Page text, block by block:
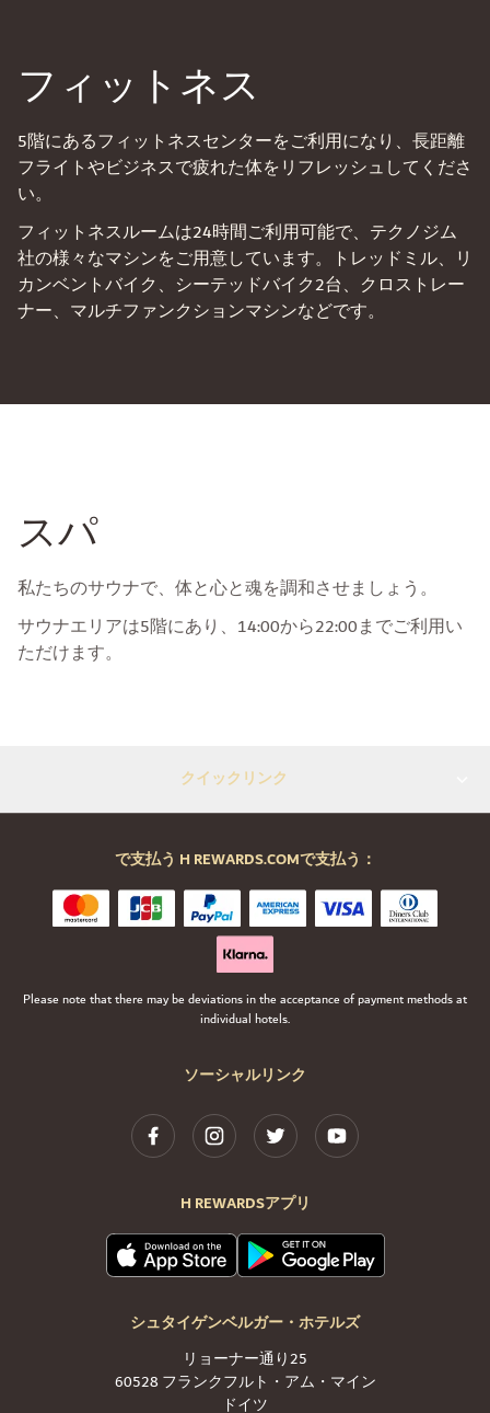
フィットネス
5階にあるフィットネスセンターをご利用になり、長距離
フライトやビジネスで疲れた体をリフレッシュしてくださ
い。
フィットネスルームは24時間ご利用可能で、テクノジム
社の様々なマシンをご用意しています。トレッドミル、リ
カンベントバイク、シーテッドバイク2台、クロストレー
ナー、マルチファンクションマシンなどです。
スパ
私たちのサウナで、体と心と魂を調和させましょう。
サウナエリアは5階にあり、14:00から22:00までご利用い
ただけます。
クイックリンク
ソーシャルリンク
H REWARDSアプリ
シュタイゲンベルガー・ホテルズ
リョーナー通り25
60528 フランクフルト・アム・マイン
ドイツ
で支払う H REWARDS.COMで支払う：
Please note that there may be deviations in the acceptance of payment methods at
individual hotels.